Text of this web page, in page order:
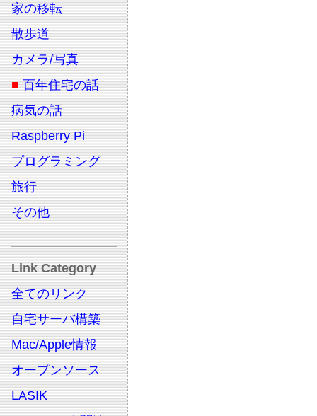
家の移転
散歩道
カメラ/写真
■ 百年住宅の話
病気の話
Raspberry Pi
プログラミング
旅行
その他
Link Category
全てのリンク
自宅サーバ構築
Mac/Apple情報
オープンソース
LASIK